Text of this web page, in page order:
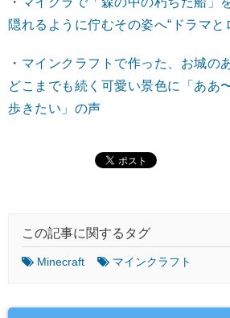
隠れるように佇むその姿へ“ドラマと
・ マインクラフトで作った、お城の
どこまでも続く可愛い景色に「ああ
歩きたい」の声
この記事に関するタグ
Minecraft マインクラフト